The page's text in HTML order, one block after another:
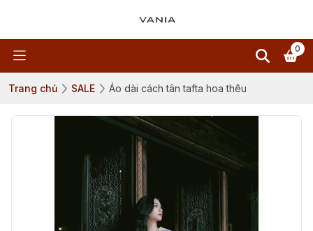
0
Trang chủ SALE Áo dài cách tân tafta hoa thêu